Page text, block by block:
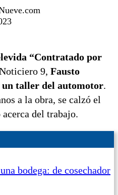
“Contratado por
9, Fausto
un taller del automotor.
a la obra, se calzó el
del trabajo.
bodega: de cosechador